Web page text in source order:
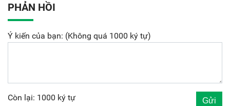
PHẢN HỒI
Ý kiến của bạn: (Không quá 1000 ký tự)
Còn lại: 1000 ký tự